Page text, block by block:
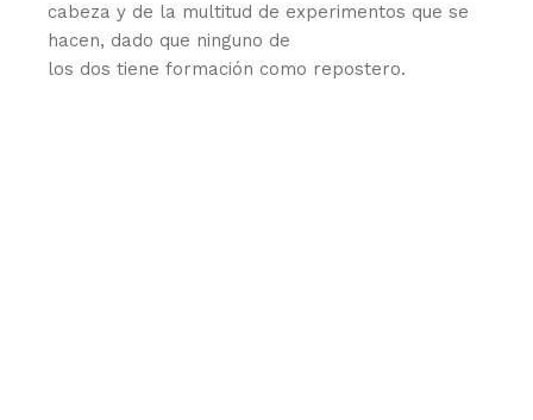
cabeza y de la multitud de experimentos que se
hacen, dado que ninguno de
los dos tiene formación como repostero.